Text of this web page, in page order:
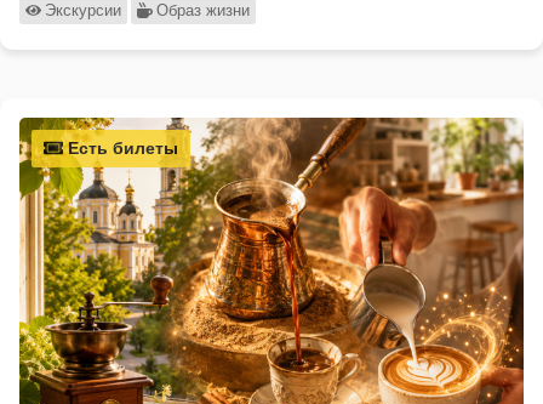
Экскурсии Образ жизни
Есть билеты